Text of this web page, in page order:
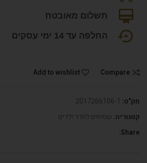
תשלום מאובטח
החלפה עד 14 ימי עסקים
Compare
Add to wishlist
מק"ט: 2017266106-1
קטגוריה: שטיחים לחדר ילדים
Share: